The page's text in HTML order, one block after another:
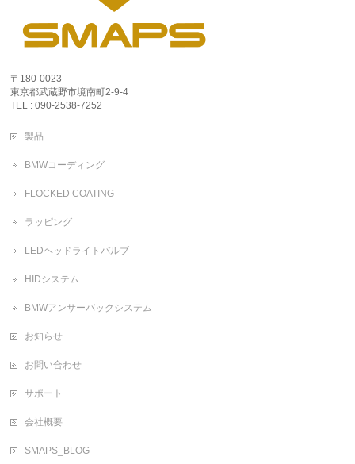
〒180-0023
東京都武蔵野市境南町2-9-4
TEL : 090-2538-7252
製品
BMWコーディング
FLOCKED COATING
ラッピング
LEDヘッドライトバルブ
HIDシステム
BMWアンサーバックシステム
お知らせ
お問い合わせ
サポート
会社概要
SMAPS_BLOG